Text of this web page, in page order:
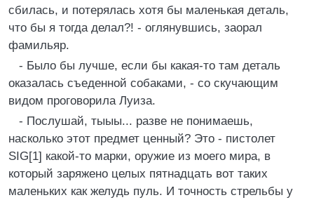
сбилась, и потерялась хотя бы маленькая деталь,
что бы я тогда делал?! - оглянувшись, заорал
фамильяр.
- Было бы лучше, если бы какая-то там деталь
оказалась съеденной собаками, - со скучающим
видом проговорила Луиза.
- Послушай, тыыы... разве не понимаешь,
насколько этот предмет ценный? Это - пистолет
SIG[1] какой-то марки, оружие из моего мира, в
который заряжено целых пятнадцать вот таких
маленьких как желудь пуль. И точность стрельбы у